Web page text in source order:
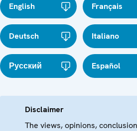
English Français
Deutsch Italiano
Русский Español
Disclaimer
The views, opinions,